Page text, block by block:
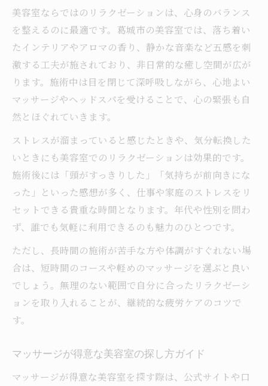
美容室ならではのリラクゼーションは、心身のバランス
を整えるのに最適です。葛城市の美容室では、落ち着い
たインテリアやアロマの香り、静かな音楽など五感を刺
激する工夫が施されており、非日常的な癒し空間が広が
ります。施術中は目を閉じて深呼吸しながら、心地よい
マッサージやヘッドスパを受けることで、心の緊張も自
然とほぐれていきます。
ストレスが溜まっていると感じたときや、気分転換した
いときにも美容室でのリラクゼーションは効果的です。
施術後には「頭がすっきりした」「気持ちが前向きにな
った」といった感想が多く、仕事や家庭のストレスをリ
セットできる貴重な時間となります。年代や性別を問わ
ず、誰でも気軽に利用できるのも魅力のひとつです。
ただし、長時間の施術が苦手な方や体調がすぐれない場
合は、短時間のコースや軽めのマッサージを選ぶと良い
でしょう。無理のない範囲で自分に合ったリラクゼーシ
ョンを取り入れることが、継続的な疲労ケアのコツで
す。
マッサージが得意な美容室の探し方ガイド
マッサージが得意な美容室を探す際は、公式サイトや口